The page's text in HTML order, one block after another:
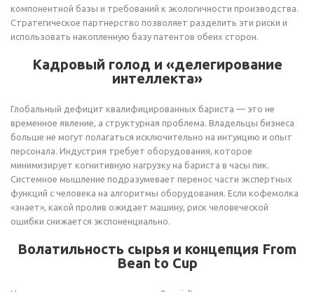
компонентной базы и требований к экологичности производства.
Стратегическое партнерство позволяет разделить эти риски и
использовать накопленную базу патентов обеих сторон.
Кадровый голод и «делегирование
интеллекта»
Глобальный дефицит квалифицированных бариста — это не
временное явление, а структурная проблема. Владельцы бизнеса
больше не могут полагаться исключительно на интуицию и опыт
персонала. Индустрия требует оборудования, которое
минимизирует когнитивную нагрузку на бариста в часы пик.
Системное мышление подразумевает перенос части экспертных
функций с человека на алгоритмы оборудования. Если кофемолка
«знает», какой пролив ожидает машину, риск человеческой
ошибки снижается экспоненциально.
Волатильность сырья и концепция From
Bean to Cup